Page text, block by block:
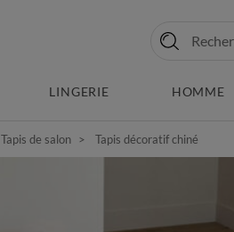
LINGERIE HOMME
Tapis de salon Tapis décoratif chiné